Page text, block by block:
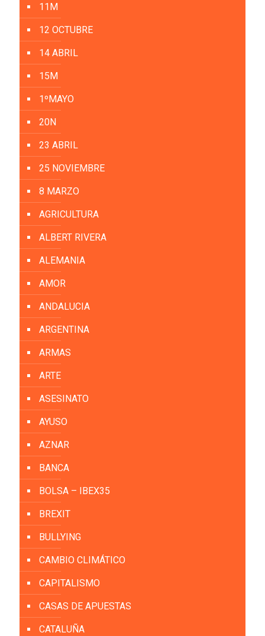
11M
12 OCTUBRE
14 ABRIL
15M
1ºMAYO
20N
23 ABRIL
25 NOVIEMBRE
8 MARZO
AGRICULTURA
ALBERT RIVERA
ALEMANIA
AMOR
ANDALUCIA
ARGENTINA
ARMAS
ARTE
ASESINATO
AYUSO
AZNAR
BANCA
BOLSA – IBEX35
BREXIT
BULLYING
CAMBIO CLIMÁTICO
CAPITALISMO
CASAS DE APUESTAS
CATALUÑA